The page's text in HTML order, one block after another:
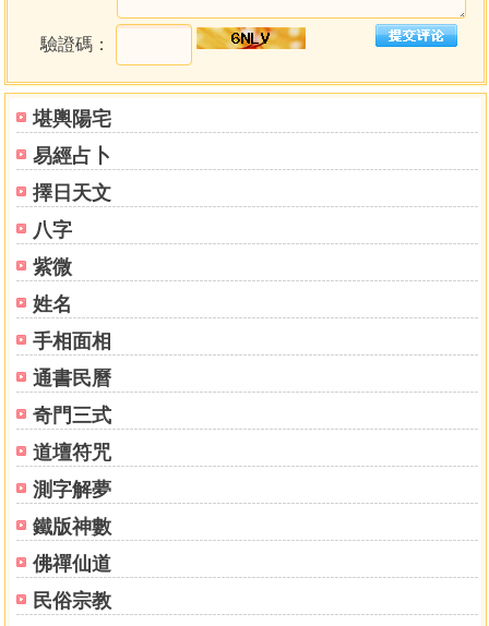
堪輿陽宅
易經占卜
擇日天文
八字
紫微
姓名
手相面相
通書民曆
奇門三式
道壇符咒
測字解夢
鐵版神數
佛禪仙道
民俗宗教
驗證碼：